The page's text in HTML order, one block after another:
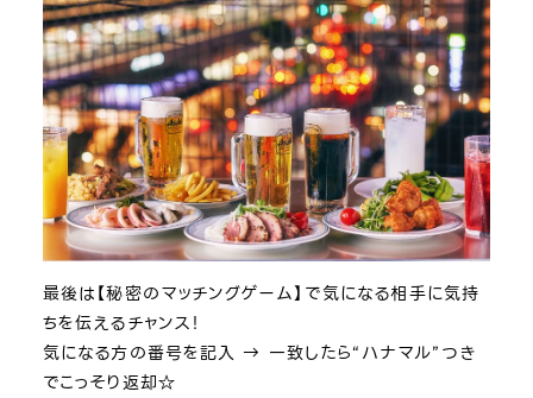
最後は【秘密のマッチングゲーム】で気になる相手に気持
ちを伝えるチャンス！
気になる方の番号を記入 → 一致したら“ハナマル”つき
でこっそり返却☆